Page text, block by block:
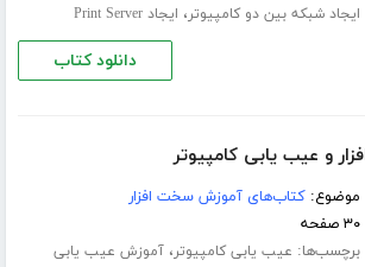
ایجاد شبکه بین دو کامپیوتر، ایجاد Print Server
دانلود کتاب
و عیب یابی کامپیوتر
موضوع:کتاب‌های آموزش سخت افزار
۳۰ صفحه
برچسب‌ها: عیب یابی کامپیوتر،آموزش عیب یابی